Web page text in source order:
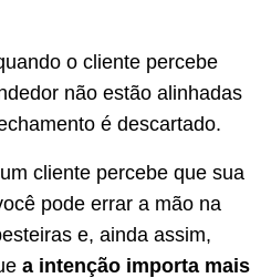
o cliente percebe
não estão alinhadas
é descartado.
cliente percebe que sua
pode errar a mão na
e, ainda assim,
a intenção importa mais